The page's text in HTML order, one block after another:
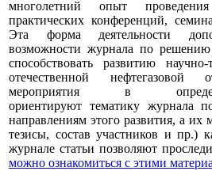
многолетний опыт
практических конференций,
Эта форма деятельности
возможности журнала по
способствовать развитию научно-
отечественной
мероприятия в
ориентируют тематику журнала
направлениям этого развития, а их
тезисы, состав участников и пр.)
журнале статьи позволяют
можно ознакомиться с этими